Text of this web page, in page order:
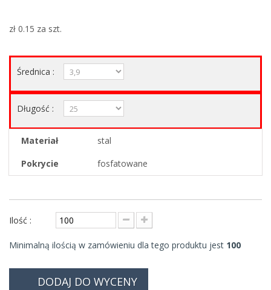
zł 0.15 za szt.
Średnica :
Długość :
Materiał
stal
Pokrycie
fosfatowane
Ilość :
Minimalną ilością w zamówieniu dla tego produktu jest 100
DODAJ DO WYCENY